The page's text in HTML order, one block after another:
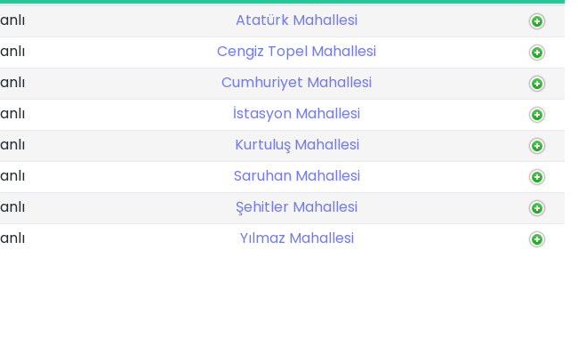
Atatürk Mahallesi
Cengiz Topel Mahallesi
Cumhuriyet Mahallesi
İstasyon Mahallesi
Kurtuluş Mahallesi
Saruhan Mahallesi
Şehitler Mahallesi
Yılmaz Mahallesi